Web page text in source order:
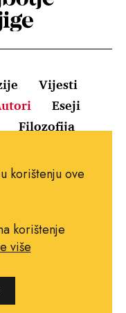
Vijesti
Eseji
Filozofija
o kolačićima
korištenju ove
korištenje
više